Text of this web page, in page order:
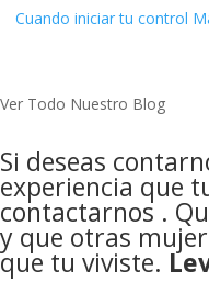
Cuando iniciar tu control
Ver Todo Nuestro Blog
Si deseas
experiencia que
contactarnos .
y que otras
que tu viviste.